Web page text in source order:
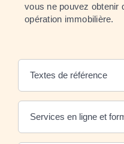
vous ne pouvez obtenir
opération immobilière.
Textes de référence
Services en ligne et